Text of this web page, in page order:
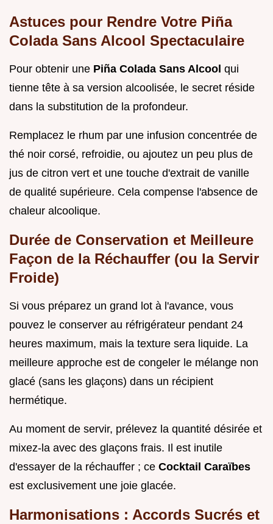
Astuces pour Rendre Votre Piña
Colada Sans Alcool Spectaculaire
Pour obtenir une Piña Colada Sans Alcool qui
tienne tête à sa version alcoolisée, le secret réside
dans la substitution de la profondeur.
Remplacez le rhum par une infusion concentrée de
thé noir corsé, refroidie, ou ajoutez un peu plus de
jus de citron vert et une touche d'extrait de vanille
de qualité supérieure. Cela compense l'absence de
chaleur alcoolique.
Durée de Conservation et Meilleure
Façon de la Réchauffer (ou la Servir
Froide)
Si vous préparez un grand lot à l'avance, vous
pouvez le conserver au réfrigérateur pendant 24
heures maximum, mais la texture sera liquide. La
meilleure approche est de congeler le mélange non
glacé (sans les glaçons) dans un récipient
hermétique.
Au moment de servir, prélevez la quantité désirée et
mixez-la avec des glaçons frais. Il est inutile
d'essayer de la réchauffer ; ce Cocktail Caraïbes
est exclusivement une joie glacée.
Harmonisations : Accords Sucrés et